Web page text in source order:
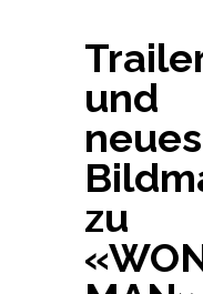
und
neues
zu